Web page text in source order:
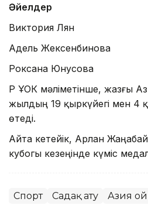
Әйелдер
Виктория Лян
Адель Жексенбинова
Роксана Юнусова
ҚР ҰОК мәліметінше, жазғы
жылдың 19 қыркүйегі мен 4
өтеді.
Айта кетейік, Арлан
кубогы кезеңінде күміс
Спорт Садақ ату Азия